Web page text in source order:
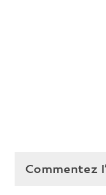
Commentez